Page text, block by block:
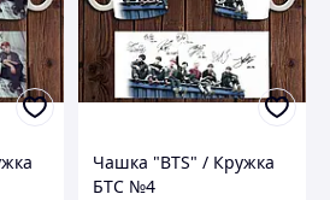
Чашка "BTS" / Кружка
БТС №4